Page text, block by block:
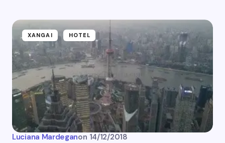
XANGAI HOTEL
Luciana Mardeganon 14/12/2018